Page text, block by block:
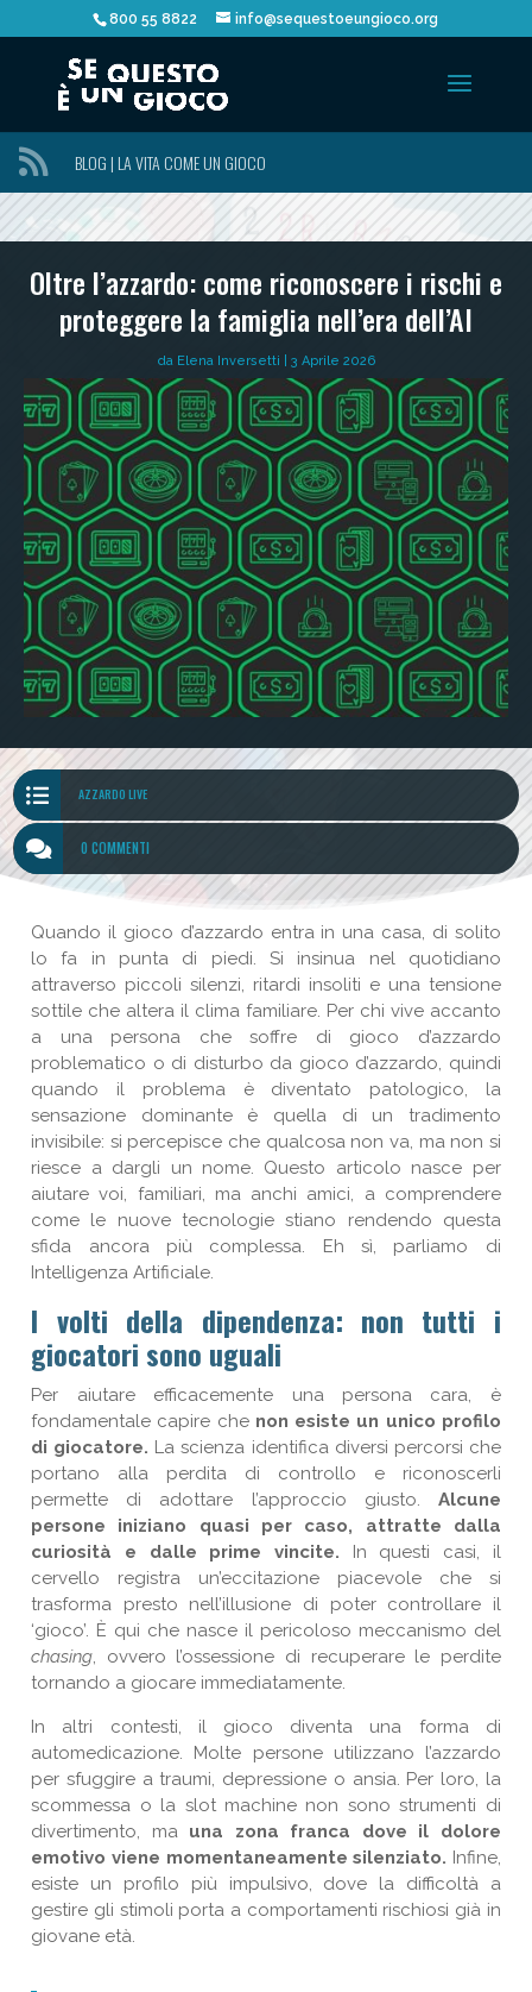
800 55 8822 info@sequestoeungioco.org
 BLOG | LA VITA COME UN GIOCO
Oltre l’azzardo: come riconoscere i rischi e
proteggere la famiglia nell’era dell’AI
da Elena Inversetti 3 Aprile 2026
 AZZARDO LIVE
 0 COMMENTI
Quando il gioco d’azzardo entra in una casa, di solito
lo fa in punta di piedi. Si insinua nel quotidiano
attraverso piccoli silenzi, ritardi insoliti e una tensione
sottile che altera il clima familiare. Per chi vive accanto
a una persona che soffre di gioco d’azzardo
problematico o di disturbo da gioco d’azzardo, quindi
quando il problema è diventato patologico, la
sensazione dominante è quella di un tradimento
invisibile: si percepisce che qualcosa non va, ma non si
riesce a dargli un nome. Questo articolo nasce per
aiutare voi, familiari, ma anchi amici, a comprendere
come le nuove tecnologie stiano rendendo questa
sfida ancora più complessa. Eh sì, parliamo di
Intelligenza Artificiale.
I volti della dipendenza: non tutti i
giocatori sono uguali
Per aiutare efficacemente una persona cara, è
fondamentale capire che non esiste un unico profilo
di giocatore. La scienza identifica diversi percorsi che
portano alla perdita di controllo e riconoscerli
permette di adottare l’approccio giusto. Alcune
persone iniziano quasi per caso, attratte dalla
curiosità e dalle prime vincite. In questi casi, il
cervello registra un’eccitazione piacevole che si
trasforma presto nell’illusione di poter controllare il
‘gioco’. È qui che nasce il pericoloso meccanismo del
chasing, ovvero l’ossessione di recuperare le perdite
tornando a giocare immediatamente.
In altri contesti, il gioco diventa una forma di
automedicazione. Molte persone utilizzano l’azzardo
per sfuggire a traumi, depressione o ansia. Per loro, la
scommessa o la slot machine non sono strumenti di
divertimento, ma una zona franca dove il dolore
emotivo viene momentaneamente silenziato. Infine,
esiste un profilo più impulsivo, dove la difficoltà a
gestire gli stimoli porta a comportamenti rischiosi già in
giovane età.